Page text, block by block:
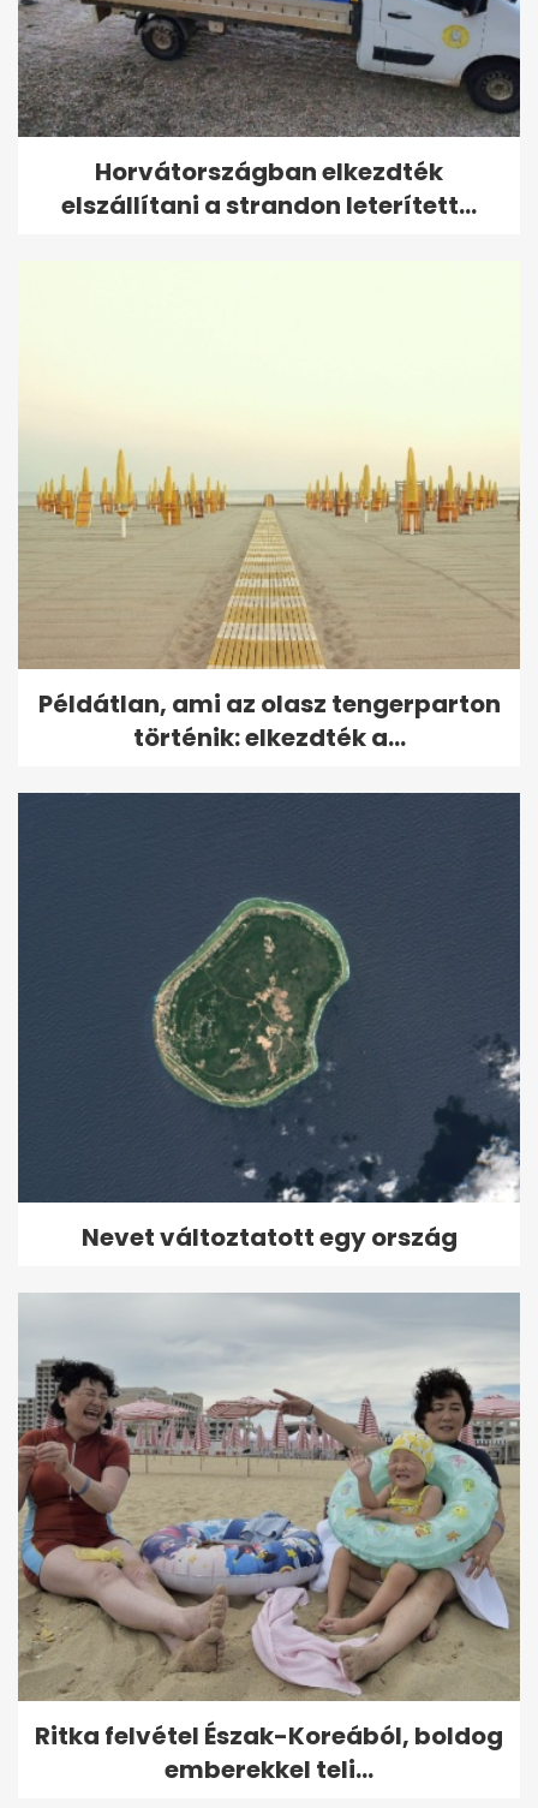
Horvátországban elkezdték
elszállítani a strandon leterített...
Példátlan, ami az olasz tengerparton
történik: elkezdték a...
Nevet változtatott egy ország
Ritka felvétel Észak-Koreából, boldog
emberekkel teli...